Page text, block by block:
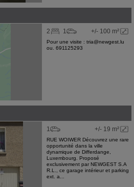
+/- 100 m²
2 1
Pour une visite : tria@newgest.lu
ou. 691125293
+/- 19 m²
1
RUE WOIWER Découvrez une rare
opportunité dans la ville
dynamique de Differdange,
Luxembourg. Proposé
exclusivement par NEWGEST S.A
R.L., ce garage intérieur et parking
ext. a...